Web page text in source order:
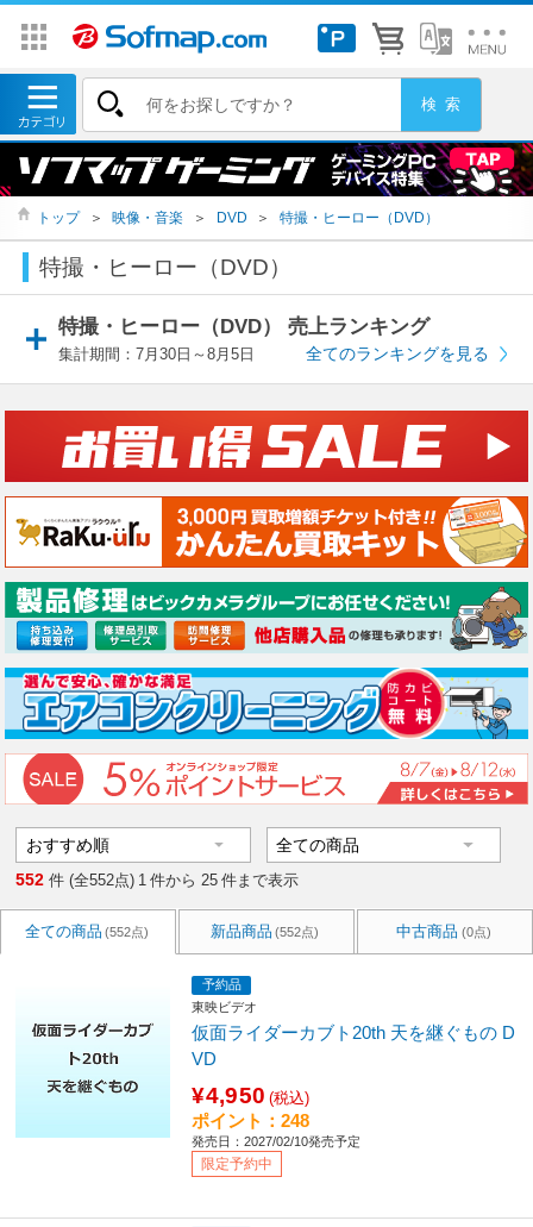
トップ ＞ 映像・音楽 ＞ DVD ＞ 特撮・ヒーロー（DVD）
特撮・ヒーロー（DVD）
特撮・ヒーロー（DVD） 売上ランキング
集計期間：7月30日～8月5日 全てのランキングを見る
552 件 (全552点) 1 件から 25 件まで表示
全ての商品 (552点) 新品商品 (552点) 中古商品 (0点)
予約品
東映ビデオ
仮面ライダーカブト20th 天を継ぐもの D
VD
¥4,950 (税込)
ポイント：248
発売日：2027/02/10発売予定
限定予約中